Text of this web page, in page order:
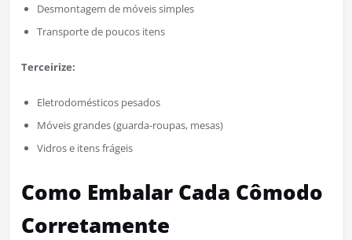
Desmontagem de móveis simples
Transporte de poucos itens
Terceirize:
Eletrodomésticos pesados
Móveis grandes (guarda-roupas, mesas)
Vidros e itens frágeis
Como Embalar Cada Cômodo
Corretamente